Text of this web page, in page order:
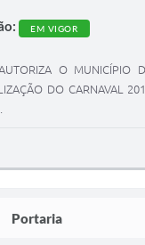
EM VIGOR
O MUNICÍPIO
DO CARNAVAL
Portaria